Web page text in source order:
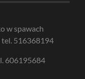
w spawach
tel. 516368194
606195684